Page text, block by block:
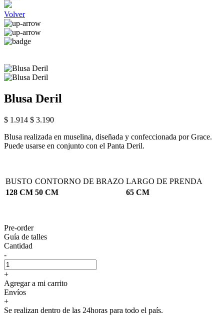
Volver
Blusa Deril
$ 1.914 $ 3.190
Blusa realizada en muselina, diseñada y confeccionada por Grace.
Puede usarse en conjunto con el Panta Deril.
BUSTO CONTORNO DE BRAZO LARGO DE PRENDA
128 CM 50 CM 65 CM
Pre-order
Guía de talles
Cantidad
-
+
Agregar a mi carrito
Envíos
+
Se realizan dentro de las 24horas para todo el país.